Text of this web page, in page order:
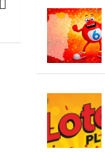
b
o
k
t
t
e
r